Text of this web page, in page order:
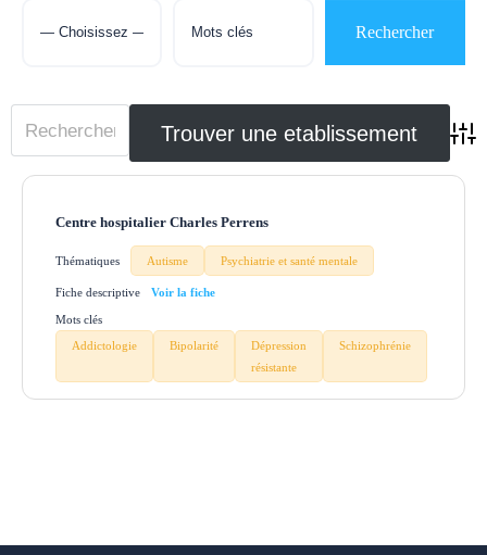
Centre hospitalier Charles Perrens
Thématiques Autisme Psychiatrie et santé mentale
Fiche descriptive
Mots clés
Addictologie
Bipolarité
Dépression
résistante
Schizophrénie